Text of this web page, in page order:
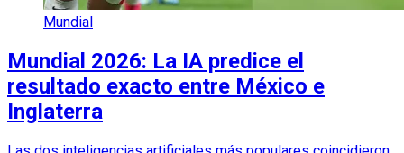
Mundial
Mundial 2026: La IA predice el
resultado exacto entre México e
Inglaterra